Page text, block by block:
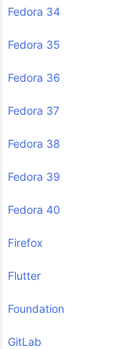
Fedora 34
Fedora 35
Fedora 36
Fedora 37
Fedora 38
Fedora 39
Fedora 40
Firefox
Flutter
Foundation
GitLab